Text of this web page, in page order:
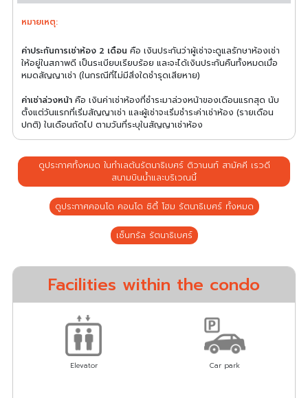
หมายเหตุ:
ค่าประกันการเช่าห้อง 2 เดือน คือ เงินประกันว่าผู้เช่าจะดูแลรักษาห้องเช่า
ให้อยู่ในสภาพดี เป็นระเบียบเรียบร้อย และจะได้เงินประกันคืนทั้งหมดเมื่อ
หมดสัญญาเช่า (ในกรณีที่ไม่มีสิ่งใดชำรุดเสียหาย)
ค่าเช่าล่วงหน้า คือ เงินค่าเช่าห้องที่ชำระมาล่วงหน้าของเดือนแรกสุด นับ
ตั้งแต่วันแรกที่เริ่มสัญญาเช่า และผู้เช่าจะเริ่มชำระค่าเช่าห้อง (รายเดือน
ปกติ) ในเดือนถัดไป ตามวันที่ระบุในสัญญาเช่าห้อง
ดูประกาศทั้งหมด ในทำเลต้นรัตนาธิเบศร์ ติวานนท์ สามัคคี เรวดี
สนามบินน้ำและบริเวณนี้
ดูประกาศคอนโด คอนโด ซิตี้ โฮม รัตนาธิเบศร์ ทั้งหมด
เซ็นทรัล รัตนาธิเบศร์
Facilities within the condo
Elevator Car park